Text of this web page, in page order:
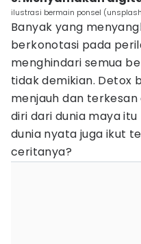
ilustrasi bermain ponsel
Banyak yang
berkonotasi pada
menghindari semua
tidak demikian. Detox
menjauh dan
diri dari dunia maya
dunia nyata juga ikut
ceritanya?